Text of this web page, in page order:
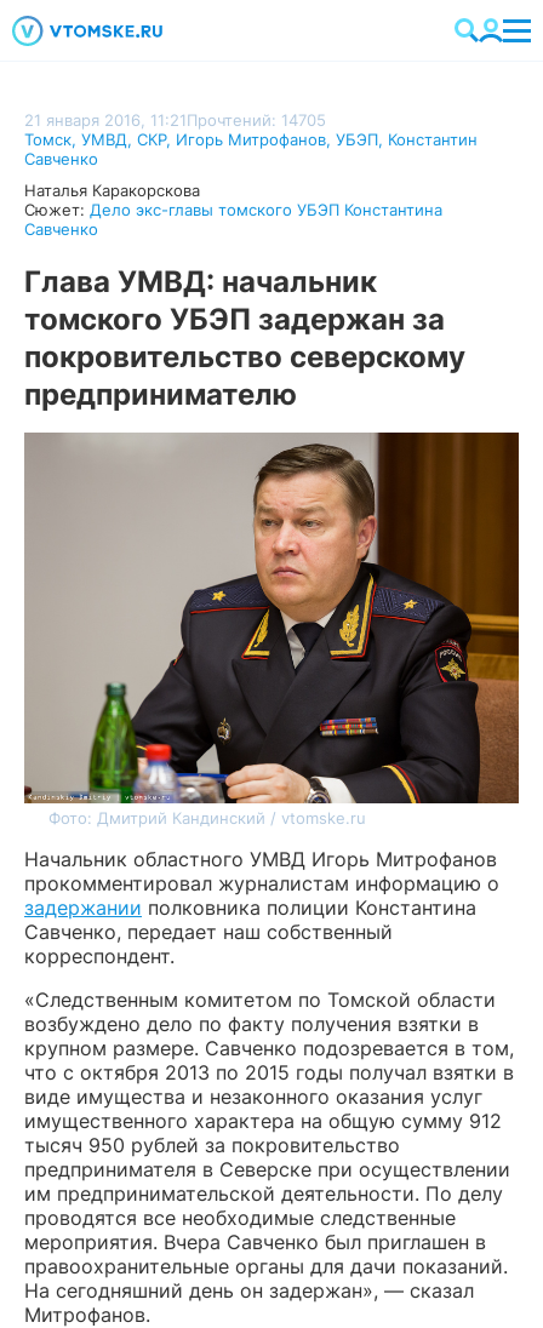
21 января 2016, 11:21Прочтений: 14705
Томск, УМВД, СКР, Игорь Митрофанов, УБЭП, Константин
Савченко
Наталья Каракорскова
Сюжет: Дело экс-главы томского УБЭП Константина
Савченко
Глава УМВД: начальник
томского УБЭП задержан за
покровительство северскому
предпринимателю
Фото: Дмитрий Кандинский / vtomske.ru
Начальник областного УМВД Игорь Митрофанов
прокомментировал журналистам информацию о
задержании полковника полиции Константина
Савченко, передает наш собственный
корреспондент.
«Следственным комитетом по Томской области
возбуждено дело по факту получения взятки в
крупном размере. Савченко подозревается в том,
что с октября 2013 по 2015 годы получал взятки в
виде имущества и незаконного оказания услуг
имущественного характера на общую сумму 912
тысяч 950 рублей за покровительство
предпринимателя в Северске при осуществлении
им предпринимательской деятельности. По делу
проводятся все необходимые следственные
мероприятия. Вчера Савченко был приглашен в
правоохранительные органы для дачи показаний.
На сегодняшний день он задержан», — сказал
Митрофанов.